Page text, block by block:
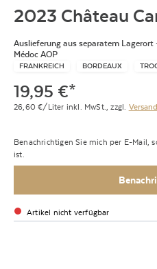
2023 Château
Auslieferung aus separatem
Médoc AOP
FRANKREICH BORDEAUX
19,95 €*
26,60 €/Liter inkl. MwSt., zzgl.
Benachrichtigen Sie mich per E-Mail,
ist.
Artikel nicht verfügbar